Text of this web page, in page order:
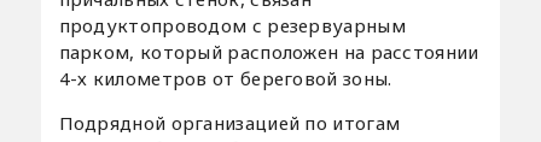
продуктопроводом с резервуарным
парком, который расположен на расстоянии
4-х километров от береговой зоны.
Подрядной организацией по итогам